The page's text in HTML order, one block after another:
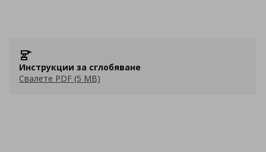
Инструкции за сглобяване
Свалете PDF (5 MB)